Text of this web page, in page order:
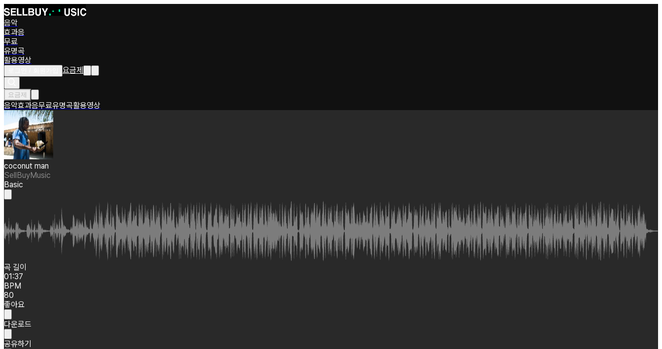
음악
효과음
무료
유명곡
활용영상
요금제
요금제
음악효과음무료유명곡활용영상
coconut man
SellBuyMusic
Basic
곡 길이
01:37
BPM
80
좋아요
다운로드
공유하기